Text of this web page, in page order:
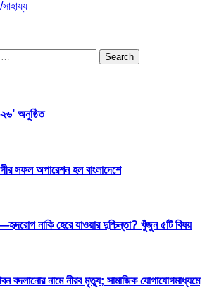
অনুষ্ঠিত
সফল অপারেশন হল বাংলাদেশে
নাকি হেরে যাওয়ার দুশ্চিন্তা? খুঁজুন ৫টি বিষয়
বদলানোর নামে নীরব মৃত্যু; সামাজিক যোগাযোগমাধ্যমে